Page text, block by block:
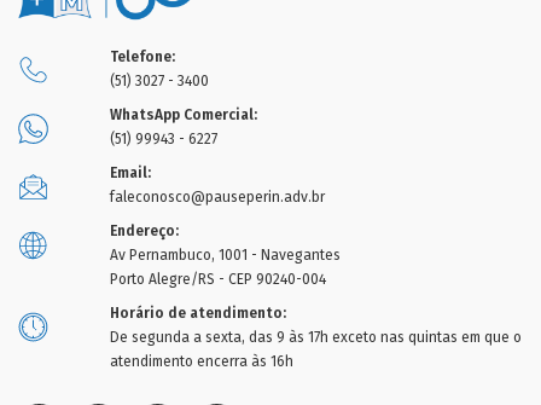
Telefone:
(51) 3027 - 3400
WhatsApp Comercial:
(51) 99943 - 6227
Email:
faleconosco@pauseperin.adv.br
Endereço:
Av Pernambuco, 1001 - Navegantes
Porto Alegre/RS - CEP 90240-004
Horário de atendimento:
De segunda a sexta, das 9 às 17h exceto nas quintas em que o
atendimento encerra às 16h